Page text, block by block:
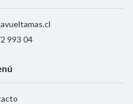
993 04